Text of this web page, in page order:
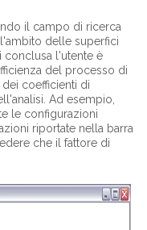
il campo di ricerca
delle superfici
conclusa l'utente è
del processo di
coefficienti di
Ad esempio,
le configurazioni
riportate nella barra
che il fattore di